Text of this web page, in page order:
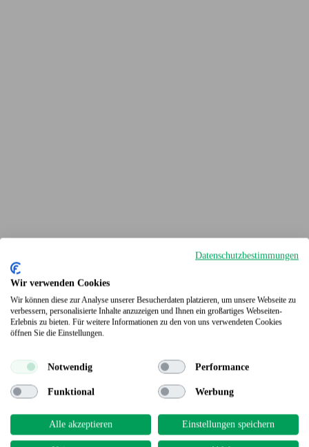
Terrassendielen
Datenschutzbestimmungen
Wir verwenden Cookies
Wir können diese zur Analyse unserer Besucherdaten platzieren, um unsere Webseite zu
verbessern, personalisierte Inhalte anzuzeigen und Ihnen ein großartiges Webseiten-
Erlebnis zu bieten. Für weitere Informationen zu den von uns verwendeten Cookies
öffnen Sie die Einstellungen.
Notwendig Performance
Funktional Werbung
Alle akzeptieren Einstellungen speichern